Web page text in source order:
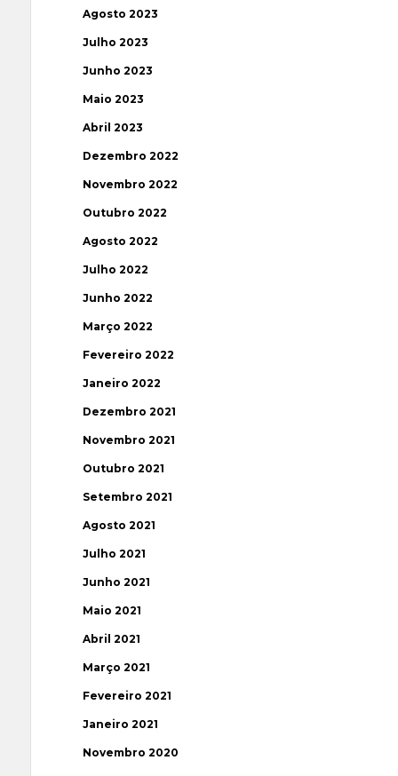
Agosto 2023
Julho 2023
Junho 2023
Maio 2023
Abril 2023
Dezembro 2022
Novembro 2022
Outubro 2022
Agosto 2022
Julho 2022
Junho 2022
Março 2022
Fevereiro 2022
Janeiro 2022
Dezembro 2021
Novembro 2021
Outubro 2021
Setembro 2021
Agosto 2021
Julho 2021
Junho 2021
Maio 2021
Abril 2021
Março 2021
Fevereiro 2021
Janeiro 2021
Novembro 2020